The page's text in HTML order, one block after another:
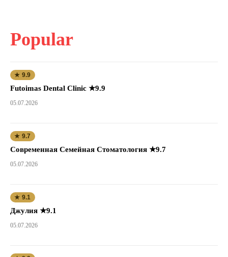
Popular
★ 9.9
Futoimas Dental Clinic ★9.9
05.07.2026
★ 9.7
Современная Семейная Стоматология ★9.7
05.07.2026
★ 9.1
Джулия ★9.1
05.07.2026